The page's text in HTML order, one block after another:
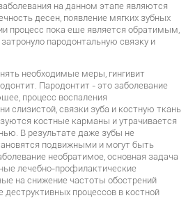
на данном этапе являются
десен, появление мягких зубных
процесс пока еще является обратимым,
пародонтальную связку и
необходимые меры, гингивит
Пародонтит - это заболевание
процесс воспаления
слизистой, связки зуба и костную ткань
костные карманы и утрачивается
В результате даже зубы не
подвижными и могут быть
необратимое, основная задача
лечебно-профилактические
на снижение частоты обострений
деструктивных процессов в костной